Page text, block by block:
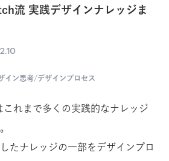
流 実践デザインナレッジま
イン思考/デザインプロセス
れまで多くの実践的なナレッジ
たナレッジの一部をデザインプロ